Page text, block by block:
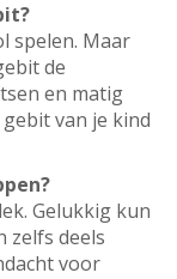
spelen. Maar
de
en matig
van je kind
Gelukkig kun
zelfs deels
voor